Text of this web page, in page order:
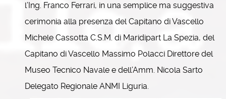
l’Ing. Franco Ferrari, in una semplice ma suggestiva
cerimonia alla presenza del Capitano di Vascello
Michele Cassotta C.S.M. di Maridipart La Spezia, del
Capitano di Vascello Massimo Polacci Direttore del
Museo Tecnico Navale e dell’Amm. Nicola Sarto
Delegato Regionale ANMI Liguria.